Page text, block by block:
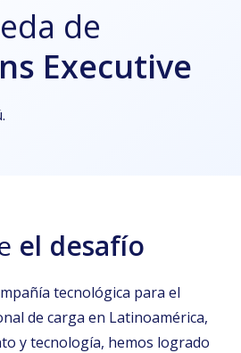
de
Executive
el desafío
tecnológica para el
de carga en Latinoamérica,
y tecnología, hemos logrado